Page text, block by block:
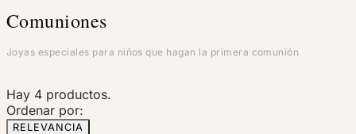
Comuniones
Joyas especiales para niños que hagan la primera comunión
Hay 4 productos.
Ordenar por:
RELEVANCIA